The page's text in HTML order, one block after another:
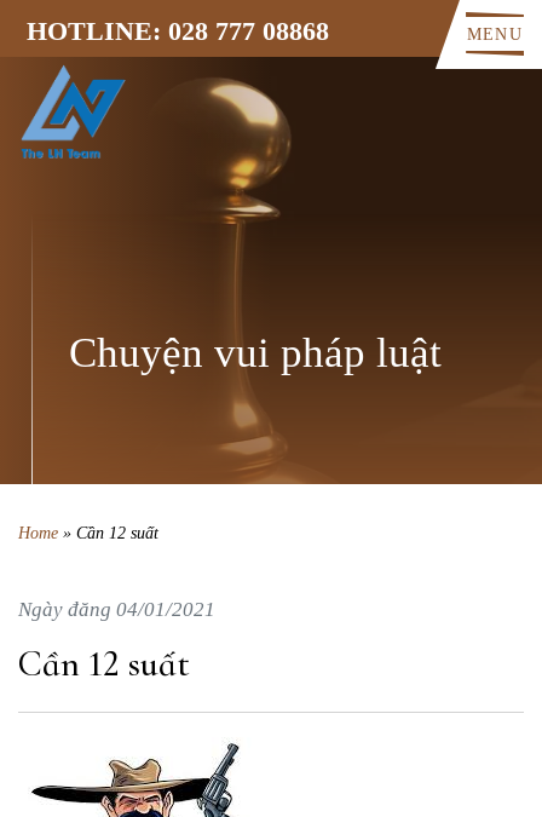
HOTLINE: 028 777 08868 MENU
Chuyện vui pháp luật
Home » Cần 12 suất
Ngày đăng 04/01/2021
Cần 12 suất